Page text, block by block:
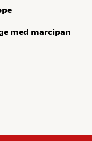
med marcipan